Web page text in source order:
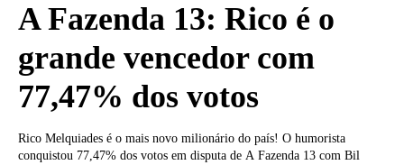
A Fazenda 13: Rico é o
grande vencedor com
77,47% dos votos
Rico Melquiades é o mais novo milionário do país! O humorista
conquistou 77,47% dos votos em disputa de A Fazenda 13 com Bil